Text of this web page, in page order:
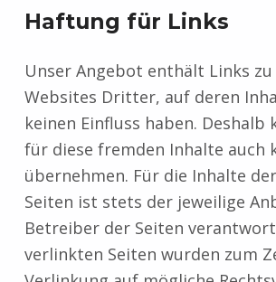
Haftung für Links
Unser Angebot enthält Links
Websites Dritter, auf deren
keinen Einfluss haben. Deshalb
für diese fremden Inhalte auch
übernehmen. Für die Inhalte
Seiten ist stets der jeweilige
Betreiber der Seiten
verlinkten Seiten wurden zum